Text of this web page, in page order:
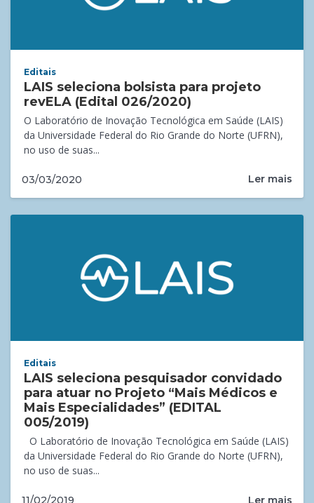
Editais
LAIS seleciona bolsista para projeto
revELA (Edital 026/2020)
O Laboratório de Inovação Tecnológica em Saúde (LAIS)
da Universidade Federal do Rio Grande do Norte (UFRN),
no uso de suas...
03/03/2020 Ler mais
Editais
LAIS seleciona pesquisador convidado
para atuar no Projeto “Mais Médicos e
Mais Especialidades” (EDITAL
005/2019)
O Laboratório de Inovação Tecnológica em Saúde (LAIS)
da Universidade Federal do Rio Grande do Norte (UFRN),
no uso de suas...
11/02/2019 Ler mais